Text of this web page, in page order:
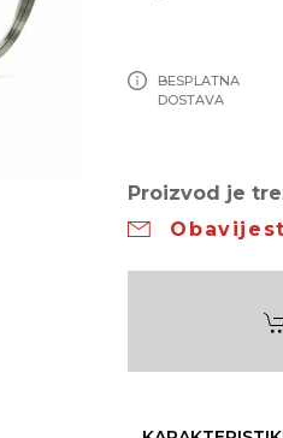
BESPLATNA
DOSTAVA
Proizvod je